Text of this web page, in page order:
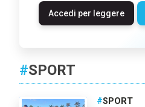
Accedi per leggere
#SPORT
#SPORT